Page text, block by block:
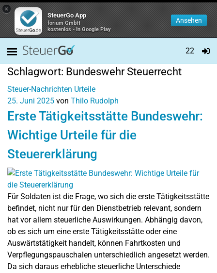
×
SteuerGo App
forium GmbH
kostenlos - In Google Play
Ansehen
22
Schlagwort: Bundeswehr Steuerrecht
Steuer-Nachrichten Urteile
25. Juni 2025 von Thilo Rudolph
Erste Tätigkeitsstätte Bundeswehr:
Wichtige Urteile für die
Steuererklärung
Für Soldaten ist die Frage, wo sich die erste Tätigkeitsstätte
befindet, nicht nur für den Dienstbetrieb relevant, sondern
hat vor allem steuerliche Auswirkungen. Abhängig davon,
ob es sich um eine erste Tätigkeitsstätte oder eine
Auswärtstätigkeit handelt, können Fahrtkosten und
Verpflegungspauschalen unterschiedlich angesetzt werden.
Da sich daraus erhebliche steuerliche Unterschiede